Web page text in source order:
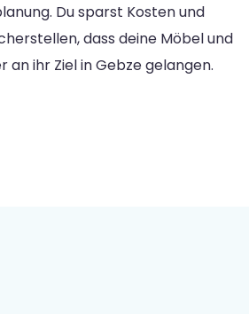
Du sparst Kosten und
dass deine Möbel und
an ihr Ziel in Gebze gelangen.